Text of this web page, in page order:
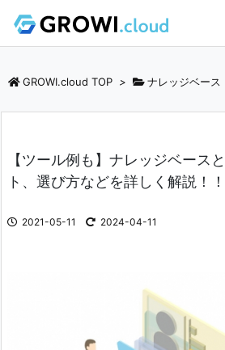
GROWI.cloud TOP > ナレッジベース
【ツール例も】ナレッジベース
ト、選び方などを詳しく解説！！
2021-05-11 2024-04-11